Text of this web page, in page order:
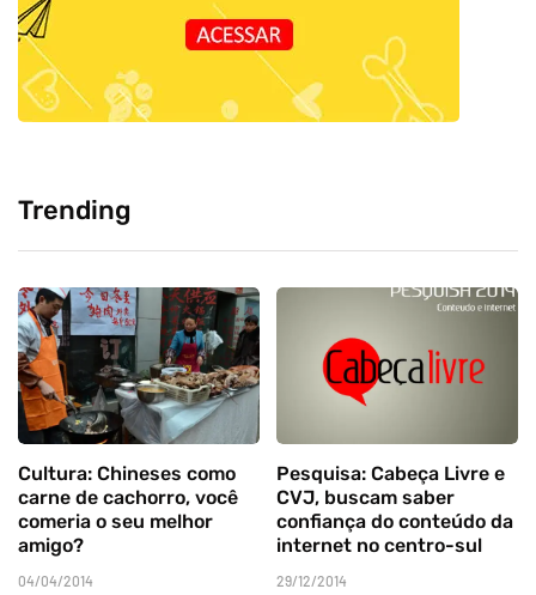
Trending
Cultura: Chineses como
carne de cachorro, você
comeria o seu melhor
amigo?
04/04/2014
Pesquisa: Cabeça Livre e
CVJ, buscam saber
confiança do conteúdo da
internet no centro-sul
29/12/2014